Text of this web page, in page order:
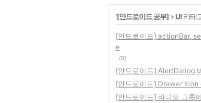
'[안드로이드 공부] >UI' 카테
[안드로이드] actionBar,
e
(0)
[안드로이드] AlertDailog
[안드로이드] Drawer Icon
[안드로이드] 라디오 그룹